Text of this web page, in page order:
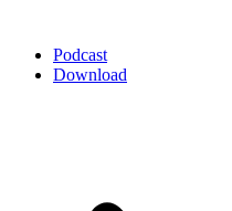
Podcast
Download